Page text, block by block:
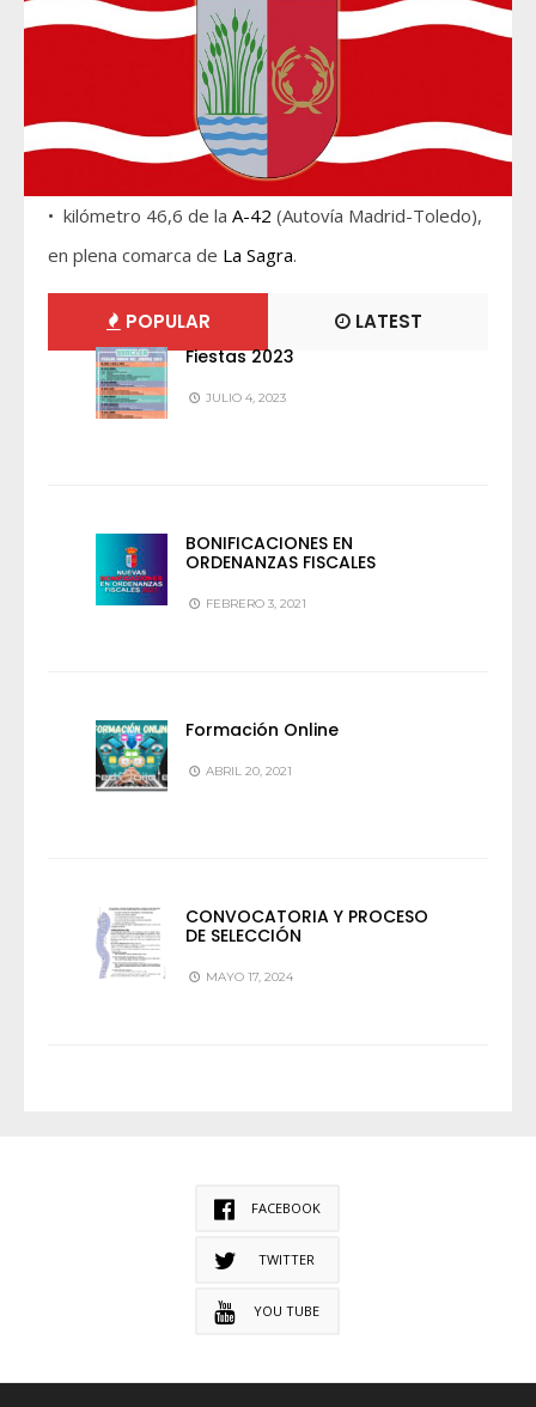
• kilómetro 46,6 de la A-42 (Autovía Madrid-Toledo),
en plena comarca de La Sagra.
POPULAR LATEST
Fiestas 2023
JULIO 4, 2023
BONIFICACIONES EN
ORDENANZAS FISCALES
FEBRERO 3, 2021
Formación Online
ABRIL 20, 2021
CONVOCATORIA Y PROCESO
DE SELECCIÓN
MAYO 17, 2024
FACEBOOK
TWITTER
YOU TUBE